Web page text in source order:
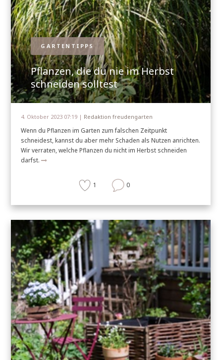
GARTENTIPPS
Pflanzen, die du nie im Herbst
schneiden solltest
4. Oktober 2023 07:19 | Redaktion freudengarten
Wenn du Pflanzen im Garten zum falschen Zeitpunkt
schneidest, kannst du aber mehr Schaden als Nutzen anrichten.
Wir verraten, welche Pflanzen du nicht im Herbst schneiden
darfst.
1 0